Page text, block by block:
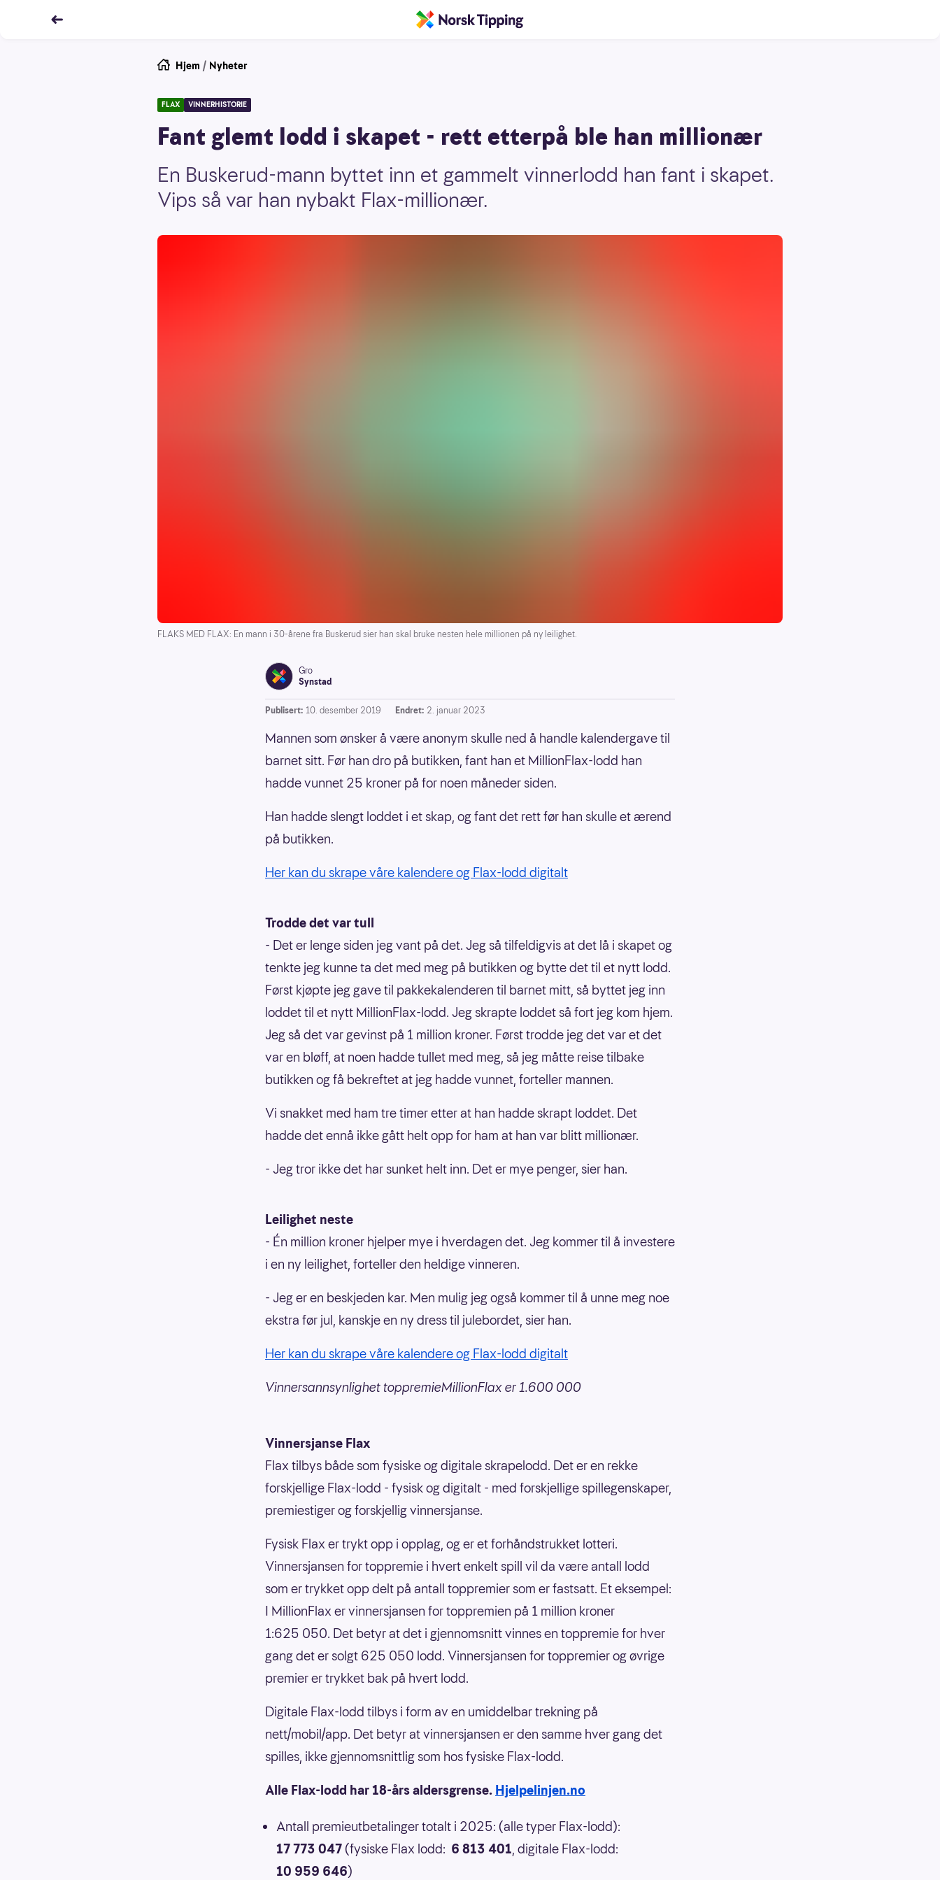
Hjem / Nyheter
FLAX VINNERHISTORIE
Fant glemt lodd i skapet - rett etterpå ble han millionær
En Buskerud-mann byttet inn et gammelt vinnerlodd han fant i skapet.
Vips så var han nybakt Flax-millionær.
FLAKS MED FLAX: En mann i 30-årene fra Buskerud sier han skal bruke nesten hele millionen på ny leilighet.
Gro
Synstad
Publisert: 10. desember 2019 Endret: 2. januar 2023
Mannen som ønsker å være anonym skulle ned å handle kalendergave til
barnet sitt. Før han dro på butikken, fant han et MillionFlax-lodd han
hadde vunnet 25 kroner på for noen måneder siden.
Han hadde slengt loddet i et skap, og fant det rett før han skulle et ærend
på butikken.
Her kan du skrape våre kalendere og Flax-lodd digitalt
Trodde det var tull
- Det er lenge siden jeg vant på det. Jeg så tilfeldigvis at det lå i skapet og
tenkte jeg kunne ta det med meg på butikken og bytte det til et nytt lodd.
Først kjøpte jeg gave til pakkekalenderen til barnet mitt, så byttet jeg inn
loddet til et nytt MillionFlax-lodd. Jeg skrapte loddet så fort jeg kom hjem.
Jeg så det var gevinst på 1 million kroner. Først trodde jeg det var et det
var en bløff, at noen hadde tullet med meg, så jeg måtte reise tilbake
butikken og få bekreftet at jeg hadde vunnet, forteller mannen.
Vi snakket med ham tre timer etter at han hadde skrapt loddet. Det
hadde det ennå ikke gått helt opp for ham at han var blitt millionær.
- Jeg tror ikke det har sunket helt inn. Det er mye penger, sier han.
Leilighet neste
- Én million kroner hjelper mye i hverdagen det. Jeg kommer til å investere
i en ny leilighet, forteller den heldige vinneren.
- Jeg er en beskjeden kar. Men mulig jeg også kommer til å unne meg noe
ekstra før jul, kanskje en ny dress til julebordet, sier han.
Her kan du skrape våre kalendere og Flax-lodd digitalt
Vinnersannsynlighet toppremieMillionFlax er 1.600 000
Vinnersjanse Flax
Flax tilbys både som fysiske og digitale skrapelodd. Det er en rekke
forskjellige Flax-lodd - fysisk og digitalt - med forskjellige spillegenskaper,
premiestiger og forskjellig vinnersjanse.
Fysisk Flax er trykt opp i opplag, og er et forhåndstrukket lotteri.
Vinnersjansen for toppremie i hvert enkelt spill vil da være antall lodd
som er trykket opp delt på antall toppremier som er fastsatt. Et eksempel:
I MillionFlax er vinnersjansen for toppremien på 1 million kroner
1:625 050. Det betyr at det i gjennomsnitt vinnes en toppremie for hver
gang det er solgt 625 050 lodd. Vinnersjansen for toppremier og øvrige
premier er trykket bak på hvert lodd.
Digitale Flax-lodd tilbys i form av en umiddelbar trekning på
nett/mobil/app. Det betyr at vinnersjansen er den samme hver gang det
spilles, ikke gjennomsnittlig som hos fysiske Flax-lodd.
Alle Flax-lodd har 18-års aldersgrense. Hjelpelinjen.no
Antall premieutbetalinger totalt i 2025: (alle typer Flax-lodd):
17 773 047 (fysiske Flax lodd: 6 813 401, digitale Flax-lodd:
10 959 646)